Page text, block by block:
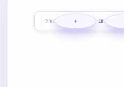
18
+ גודל